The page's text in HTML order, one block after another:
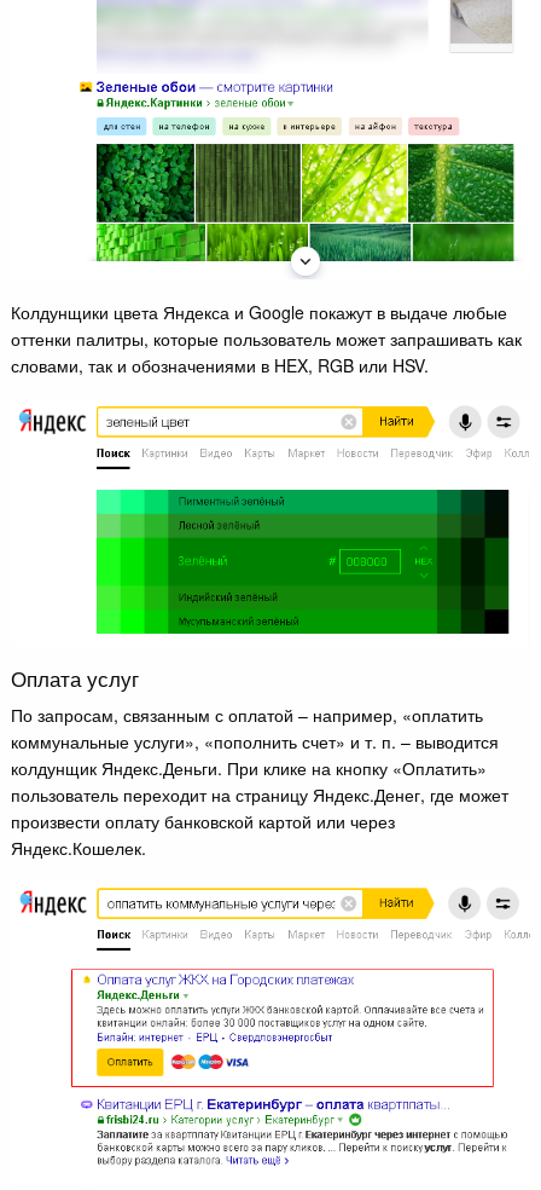
Колдунщики цвета Яндекса и Google покажут в выдаче любые
оттенки палитры, которые пользователь может запрашивать как
словами, так и обозначениями в HEX, RGB или HSV.
Оплата услуг
По запросам, связанным с оплатой – например, «оплатить
коммунальные услуги», «пополнить счет» и т. п. – выводится
колдунщик Яндекс.Деньги. При клике на кнопку «Оплатить»
пользователь переходит на страницу Яндекс.Денег, где может
произвести оплату банковской картой или через
Яндекс.Кошелек.